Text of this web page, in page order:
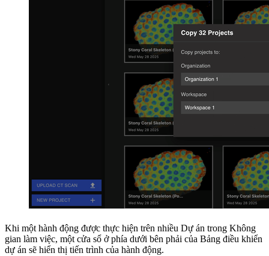
Khi một hành động được thực hiện trên nhiều Dự án trong Không
gian làm việc, một cửa sổ ở phía dưới bên phải của Bảng điều khiển
dự án sẽ hiển thị tiến trình của hành động.